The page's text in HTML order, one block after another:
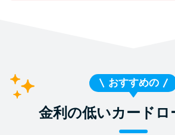
その他コラム
今月の家賃払え
おすすめの
金利の低いカードロ